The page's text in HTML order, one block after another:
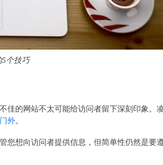
5个技巧
佳的网站不太可能给访问者留下深刻印象。
外。
您想向访问者提供信息，但简单性仍然是要